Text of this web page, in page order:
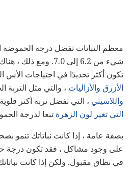
معظم النباتات تفضل درجة الحموضة
شيء من 6.2 إلى 7.0. ومع
تكون أكثر تحديدًا في احتياجات الأس
الأزرق والأزاليات ، والتي مثل التربة
واللاسيتي ، التي تفضل تربة أكثر
التي تغير لون الزهرة تبعا لدرجة
بصفة عامة ، إذا كانت نباتاتك تنمو
على وجود مشاكل ، فقد تكون درجة
في نطاق مقبول. ولكن إذا كانت